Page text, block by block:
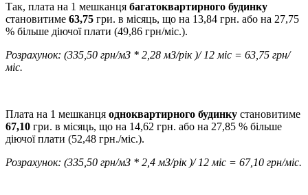
Так, плата на 1 мешканця багатоквартирного будинку
становитиме 63,75 гри. в місяць, що на 13,84 грн. або на 27,75
% більше діючої плати (49,86 грн/міс.).
Розрахунок: (335,50 грн/мЗ * 2,28 мЗ/рік )/ 12 міс = 63,75 грн/
міс.
Плата на 1 мешканця одноквартирного будинку становитиме
67,10 гри. в місяць, що на 14,62 грн. або на 27,85 % більше
діючої плати (52,48 грн./міс.).
Розрахунок: (335,50 грн/мЗ * 2,4 мЗ/рік )/ 12 міс = 67,10 грн/міс.